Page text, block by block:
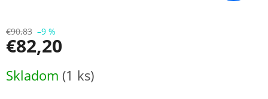
€90,83 –9 %
€82,20
cena:
Skladom (1 ks)